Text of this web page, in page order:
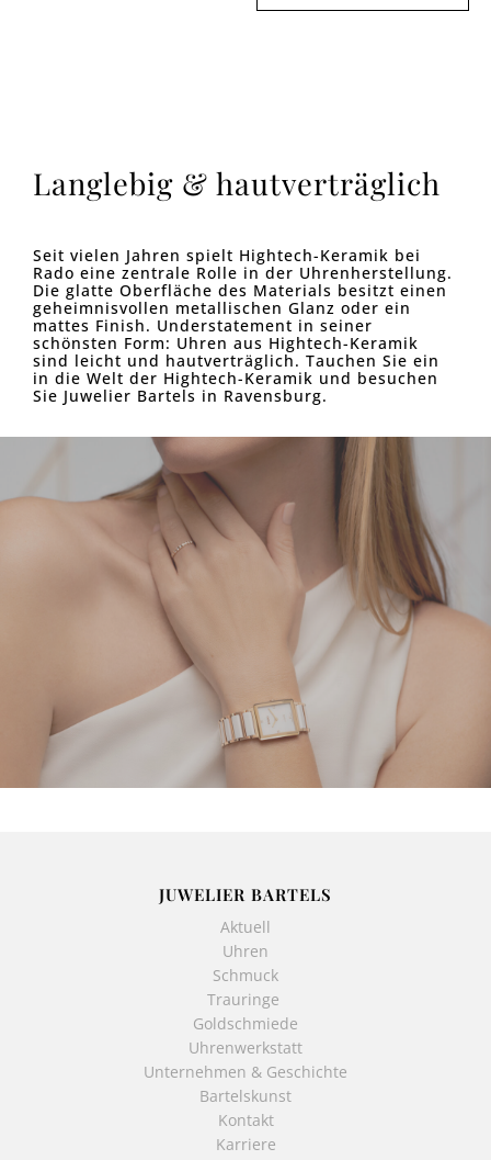
Langlebig & hautverträglich
Seit vielen Jahren spielt Hightech-Keramik bei
Rado eine zentrale Rolle in der Uhrenherstellung.
Die glatte Oberfläche des Materials besitzt einen
geheimnisvollen metallischen Glanz oder ein
mattes Finish. Understatement in seiner
schönsten Form: Uhren aus Hightech-Keramik
sind leicht und hautverträglich. Tauchen Sie ein
in die Welt der Hightech-Keramik und besuchen
Sie Juwelier Bartels in Ravensburg.
JUWELIER BARTELS
Aktuell
Uhren
Schmuck
Trauringe
Goldschmiede
Uhrenwerkstatt
Unternehmen & Geschichte
Bartelskunst
Kontakt
Karriere